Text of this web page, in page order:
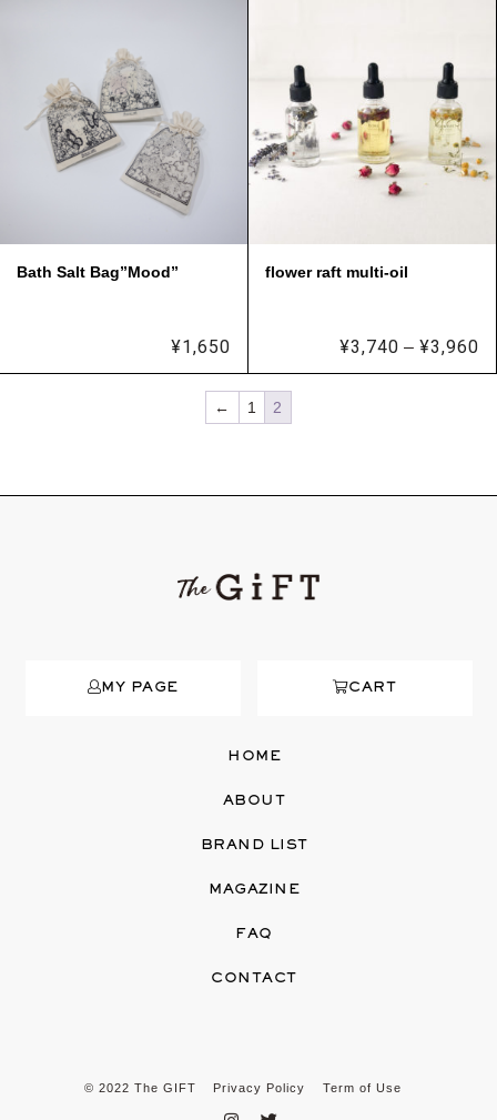
Bath Salt Bag”Mood”
¥1,650
flower raft multi-oil
¥3,740 – ¥3,960
← 1 2
MY PAGE CART
HOME
ABOUT
BRAND LIST
MAGAZINE
FAQ
CONTACT
© 2022 The GIFT Privacy Policy Term of Use